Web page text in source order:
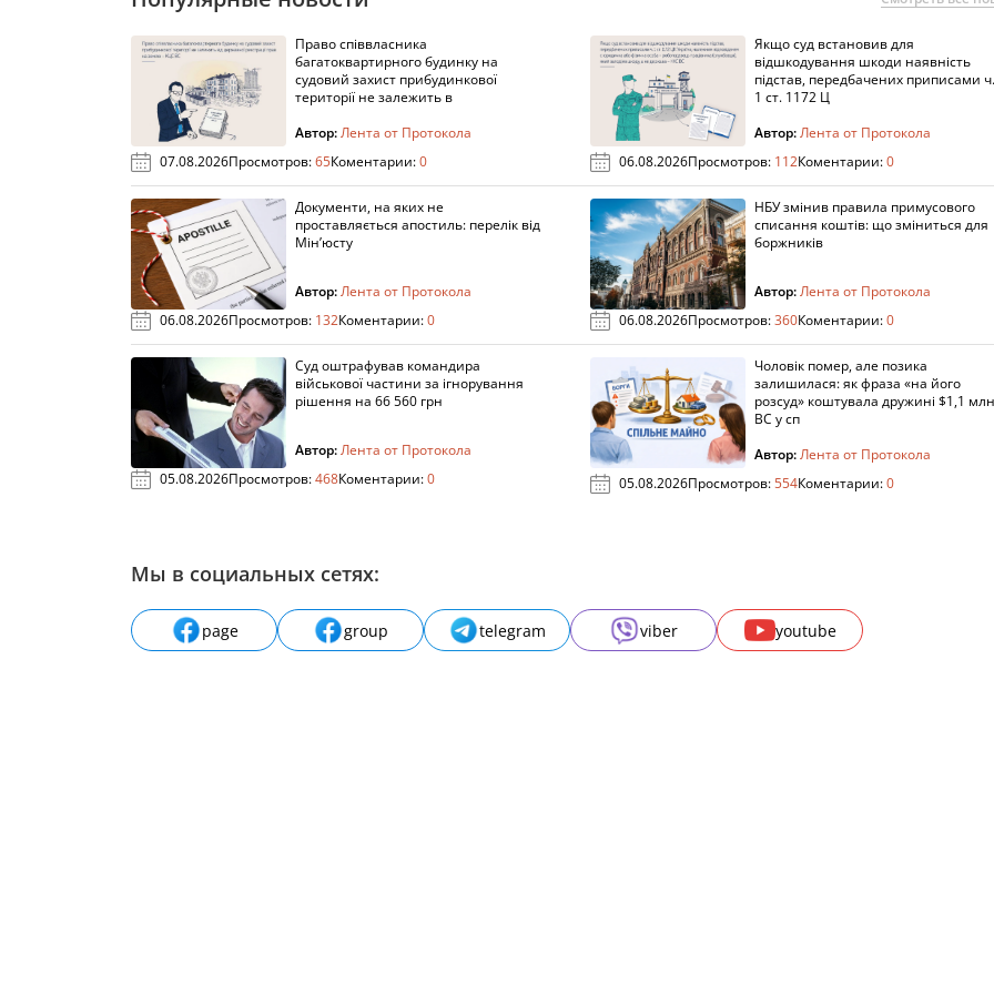
Право співвласника
багатоквартирного будинку на
судовий захист прибудинкової
території не залежить в
Автор:Лента от Протокола
07.08.2026Просмотров:65Коментарии:0
Якщо суд встановив для
відшкодування шкоди наявність
підстав, передбачених приписами ч.
1 ст. 1172 Ц
Автор:Лента от Протокола
06.08.2026Просмотров: 112Коментарии:0
Документи, на яких не
проставляється апостиль: перелік від
Мін’юсту
Автор:Лента от Протокола
06.08.2026Просмотров: 132Коментарии:0
НБУ змінив правила примусового
списання коштів: що зміниться для
боржників
Автор:Лента от Протокола
06.08.2026Просмотров:360Коментарии:0
Суд оштрафував командира
військової частини за ігнорування
рішення на 66 560 грн
Автор:Лента от Протокола
05.08.2026Просмотров:468Коментарии:0
Чоловік помер, але позика
залишилася: як фраза «на його
розсуд» коштувала дружині $1,1
ВС у сп
Автор:Лента от Протокола
05.08.2026Просмотров:554Коментарии:0
Мы в социальных сетях:
page group telegram viber youtube